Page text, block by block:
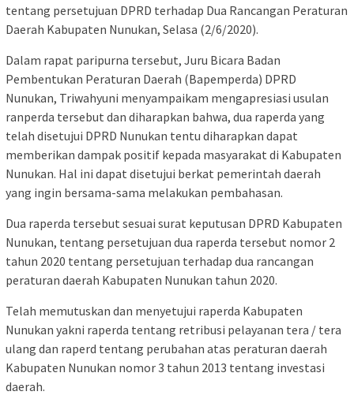
tentang persetujuan DPRD terhadap Dua Rancangan Peraturan
Daerah Kabupaten Nunukan, Selasa (2/6/2020).
Dalam rapat paripurna tersebut, Juru Bicara Badan
Pembentukan Peraturan Daerah (Bapemperda) DPRD
Nunukan, Triwahyuni menyampaikam mengapresiasi usulan
ranperda tersebut dan diharapkan bahwa, dua raperda yang
telah disetujui DPRD Nunukan tentu diharapkan dapat
memberikan dampak positif kepada masyarakat di Kabupaten
Nunukan. Hal ini dapat disetujui berkat pemerintah daerah
yang ingin bersama-sama melakukan pembahasan.
Dua raperda tersebut sesuai surat keputusan DPRD Kabupaten
Nunukan, tentang persetujuan dua raperda tersebut nomor 2
tahun 2020 tentang persetujuan terhadap dua rancangan
peraturan daerah Kabupaten Nunukan tahun 2020.
Telah memutuskan dan menyetujui raperda Kabupaten
Nunukan yakni raperda tentang retribusi pelayanan tera / tera
ulang dan raperd tentang perubahan atas peraturan daerah
Kabupaten Nunukan nomor 3 tahun 2013 tentang investasi
daerah.